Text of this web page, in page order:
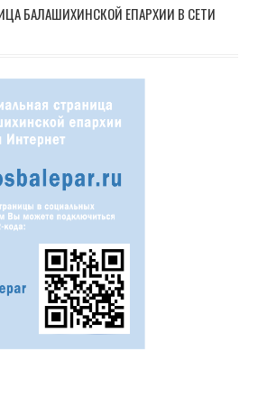
БАЛАШИХИНСКОЙ ЕПАРХИИ В СЕТИ